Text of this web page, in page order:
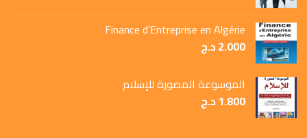
Finance d’Entreprise en Algérie
2.000د.ج
الموسوعة المصورة للإسلام
1.800د.ج